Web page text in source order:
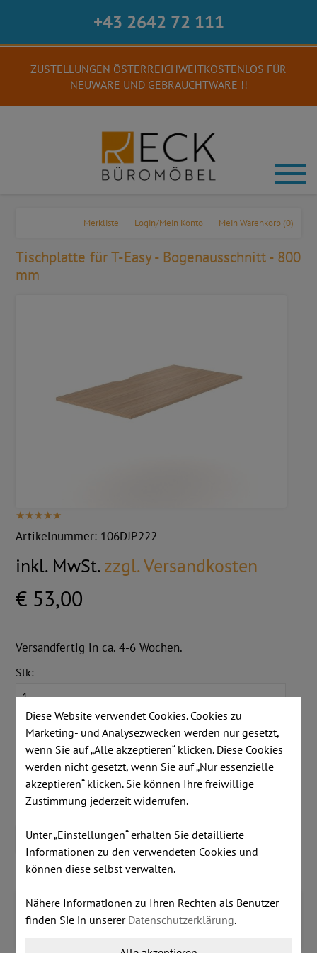
+43 2642 72 111
ZUSTELLUNGEN ÖSTERREICHWEITKOSTENLOS FÜR
NEUWARE UND GEBRAUCHTWARE !!
Mein Warenkorb (0)
Login/Mein Konto
Merkliste
Tischplatte für T-Easy - Bogenausschnitt - 800
mm
Artikelnummer: 106DJP222
inkl. MwSt.zzgl. Versandkosten
€ 53,00
Versandfertig in ca. 4-6 Wochen.
Stk:
Farbe Melamin:
Größe:
IN DEN WARENKORB LEGEN
Detailinformationen
Kundenmeinungen
Diese Website verwendet Cookies. Cookies zu
Marketing- und Analysezwecken werden nur gesetzt,
wenn Sie auf „Alle akzeptieren“ klicken. Diese Cookies
werden nicht gesetzt, wenn Sie auf „Nur essenzielle
akzeptieren“ klicken. Sie können Ihre freiwillige
Zustimmung jederzeit widerrufen.
Unter „Einstellungen“ erhalten Sie detaillierte
Informationen zu den verwendeten Cookies und
können diese selbst verwalten.
Nähere Informationen zu Ihren Rechten als Benutzer
finden Sie in unserer Datenschutzerklärung.